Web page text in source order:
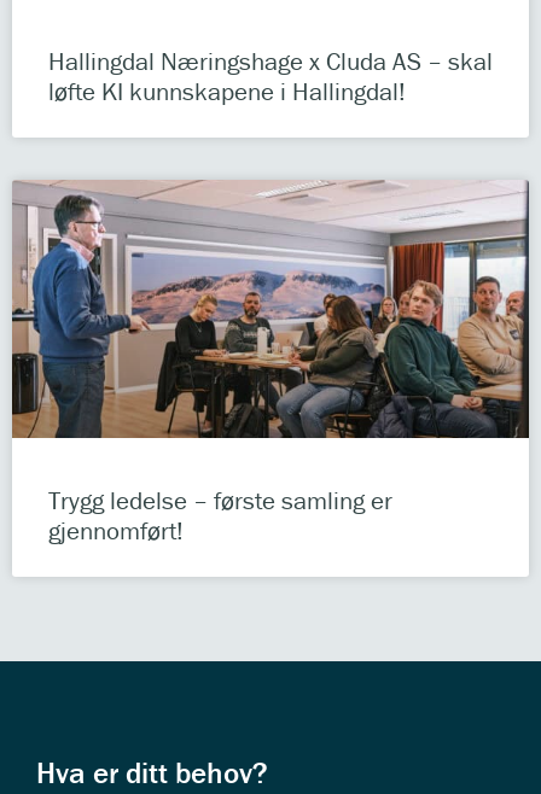
Hallingdal Næringshage x Cluda AS – skal
løfte KI kunnskapene i Hallingdal!
Trygg ledelse – første samling er
gjennomført!
Hva er ditt behov?